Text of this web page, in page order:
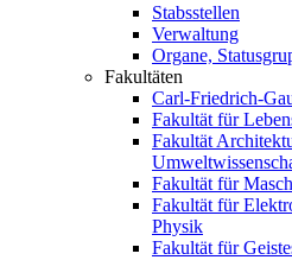
Stabsstellen
Verwaltung
Organe,
Fakultäten
Carl-Friedrich-
Fakultät für
Fakultät
Fakultät für
Fakultät für
Physik
Fakultät für